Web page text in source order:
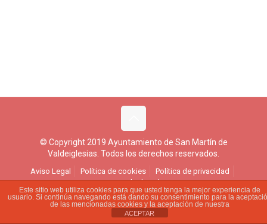
© Copyright 2019 Ayuntamiento de San Martín de
Valdeiglesias. Todos los derechos reservados.
Aviso Legal Política de cookies
Política de privacidad
Ejercicio de derechos
Este sitio web utiliza cookies para que usted tenga la mejor experiencia de
usuario. Si continúa navegando está dando su consentimiento para la
de las mencionadas cookies y la aceptación de nuestra
ACEPTAR